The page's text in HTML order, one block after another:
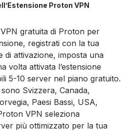
Proton VPN
gratuita di Proton per
registrati con la tua
di attivazione, imposta una
volta attivata l’estensione
5-10 server nel piano gratuito.
Svizzera, Canada,
Paesi Bassi, USA,
VPN seleziona
più ottimizzato per la tua